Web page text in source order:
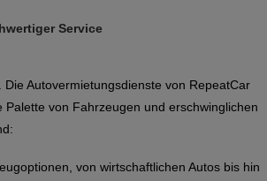
Service
Autovermietungsdienste von RepeatCar
von Fahrzeugen und erschwinglichen
von wirtschaftlichen Autos bis hin